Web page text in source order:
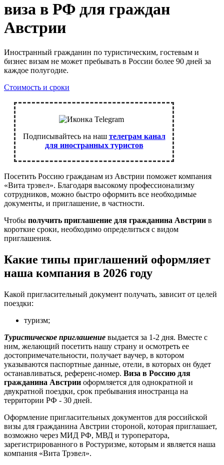
виза в РФ для граждан
Австрии
Иностранный гражданин по туристическим, гостевым и
бизнес визам не может пребывать в России более 90 дней за
каждое полугодие.
Стоимость и сроки
Подписывайтесь на наш телеграм канал
для иностранных туристов
Посетить Россию гражданам из Австрии поможет компания
«Вита трэвел». Благодаря высокому профессионализму
сотрудников, можно быстро оформить все необходимые
документы, и приглашение, в частности.
Чтобы получить приглашение для гражданина Австрии в
короткие сроки, необходимо определиться с видом
приглашения.
Какие типы приглашений оформляет
наша компания в 2026 году
Какой пригласительный документ получать, зависит от целей
поездки:
туризм;
Туристическое приглашение выдается за 1-2 дня. Вместе с
ним, желающий посетить нашу страну и осмотреть ее
достопримечательности, получает ваучер, в котором
указываются паспортные данные, отели, в которых он будет
останавливаться, референс-номер. Виза в Россию для
гражданина Австрии оформляется для однократной и
двукратной поездки, срок пребывания иностранца на
территории РФ - 30 дней.
Оформление пригласительных документов для российской
визы для гражданина Австрии стороной, которая приглашает,
возможно через МИД РФ, МВД и туроператора,
зарегистрированного в Ростуризме, которым и является наша
компания «Вита Трэвел».